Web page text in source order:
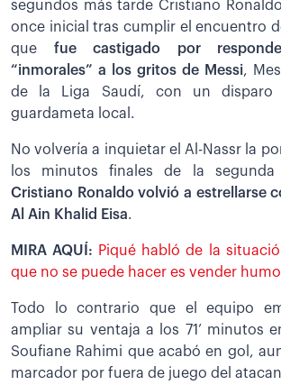
segundos más tarde Cristiano
once inicial tras cumplir el encuentro
que fue castigado por
“inmorales” a los gritos de Messi,
de la Liga Saudí, con un disparo
guardameta local.
No volvería a inquietar el Al-Nassr la
los minutos finales de la segunda
Cristiano Ronaldo volvió a estrellarse
Al Ain Khalid Eisa.
MIRA AQUÍ: Piqué habló de la
que no se puede hacer es vender
Todo lo contrario que el equipo
ampliar su ventaja a los 71’ minutos
Soufiane Rahimi que acabó en gol,
marcador por fuera de juego del